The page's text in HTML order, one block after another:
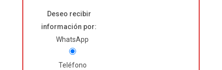
Deseo recibir
información por:
WhatsApp
Teléfono